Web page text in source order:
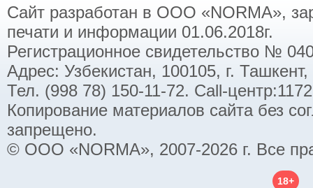
Сайт разработан в ООО «NORMA»,
печати и информации 01.06.2018г.
Регистрационное свидетельство №
Адрес: Узбекистан, 100105, г.
Тел. (998 78) 150-11-72. Call-
Копирование материалов сайта без
запрещено.
© ООО «NORMA», 2007-2026 г. Все
18+